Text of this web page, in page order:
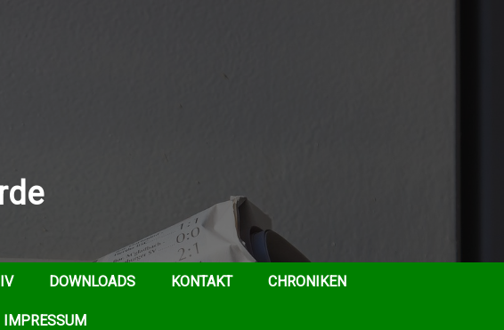
DOWNLOADS KONTAKT CHRONIKEN
IMPRESSUM